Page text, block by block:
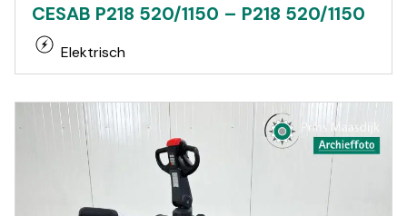
CESAB P218 520/1150 – P218 520/1150
Elektrisch